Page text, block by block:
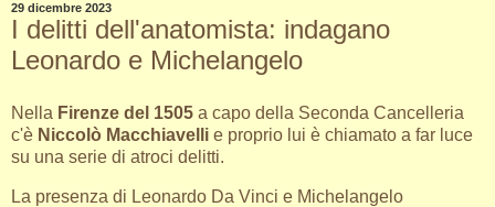
29 dicembre 2023
I delitti dell'anatomista: indagano
Leonardo e Michelangelo
Nella Firenze del 1505 a capo della Seconda Cancelleria
c'è Niccolò Macchiavelli e proprio lui è chiamato a far luce
su una serie di atroci delitti.
La presenza di Leonardo Da Vinci e Michelangelo